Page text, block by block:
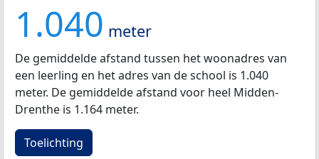
1.040 meter
De gemiddelde afstand tussen het woonadres van
een leerling en het adres van de school is 1.040
meter. De gemiddelde afstand voor heel Midden-
Drenthe is 1.164 meter.
Toelichting